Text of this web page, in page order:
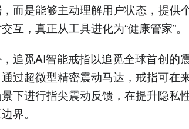
而是能够主动理解用户状态，提供
互，真正从工具进化为“健康管家”。
追觅AI智能戒指以追觅全球首创的
过超微型精密震动马达，戒指可在
下进行指尖震动反馈，在提升隐私
界。